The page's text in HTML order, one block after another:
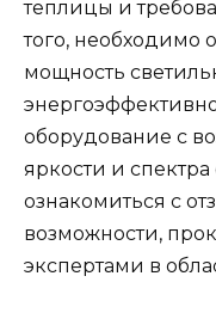
теплицы и
того, необходимо
мощность
оборудование с
яркости и
ознакомиться с
возможности,
экспертами в